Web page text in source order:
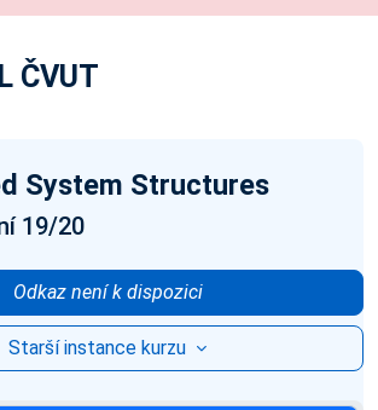
ČVUT
System Structures
19/20
Odkaz není k dispozici
Starší instance kurzu